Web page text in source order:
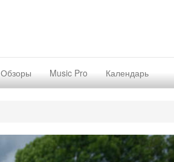
Обзоры Music Pro Календарь